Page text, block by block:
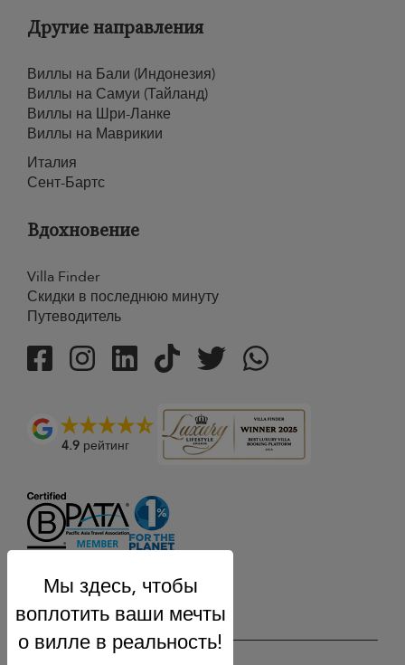
Другие направления
Виллы на Бали (Индонезия)
Виллы на Самуи (Тайланд)
Виллы на Шри-Ланке
Виллы на Маврикии
Италия
Сент-Бартс
Вдохновение
Villa Finder
Скидки в последнюю минуту
Путеводитель
4.9 рейтинг